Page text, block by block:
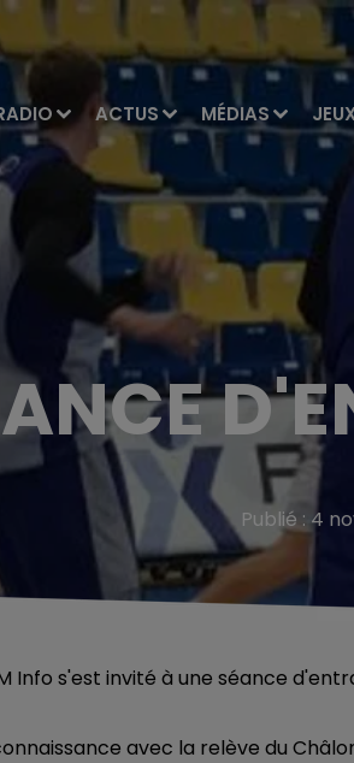
ACTUS MÉDIAS
Publié : 4
Info s'est invité à une séance
avec la relève du